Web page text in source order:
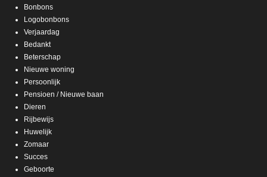
Bonbons
Logobonbons
Verjaardag
Bedankt
Beterschap
Nieuwe woning
Persoonlijk
Pensioen / Nieuwe baan
Dieren
Rijbewijs
Huwelijk
Zomaar
Succes
Geboorte